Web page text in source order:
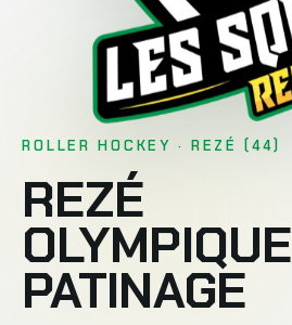
ROLLER HOCKEY · REZÉ (44)
REZÉ
OLYMPIQUE
PATINAGE